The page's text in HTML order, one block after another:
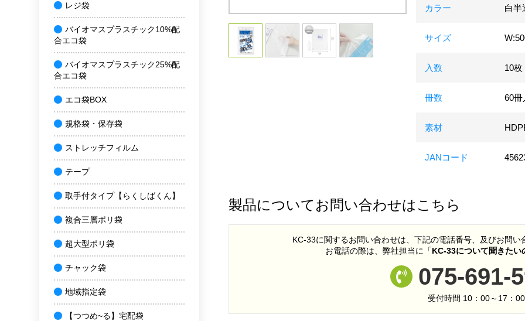
カラー 白半
サイズ
入数 10枚
冊数 60冊
素材
JANコード
製品についてお問い合わせはこちら
KC-33に関するお問い合わせは、下記の電話番号、及びお問い
お電話の際は、弊社担当に「KC-33について聞きたい
075-691-
受付時間 10：00～17：00
レジ袋
バイオマスプラスチック10%配
合エコ袋
バイオマスプラスチック25%配
合エコ袋
エコ袋BOX
規格袋・保存袋
ストレッチフィルム
テープ
取手付タイプ【らくしばくん】
複合三層ポリ袋
超大型ポリ袋
チャック袋
地域指定袋
【つつめ~る】宅配袋